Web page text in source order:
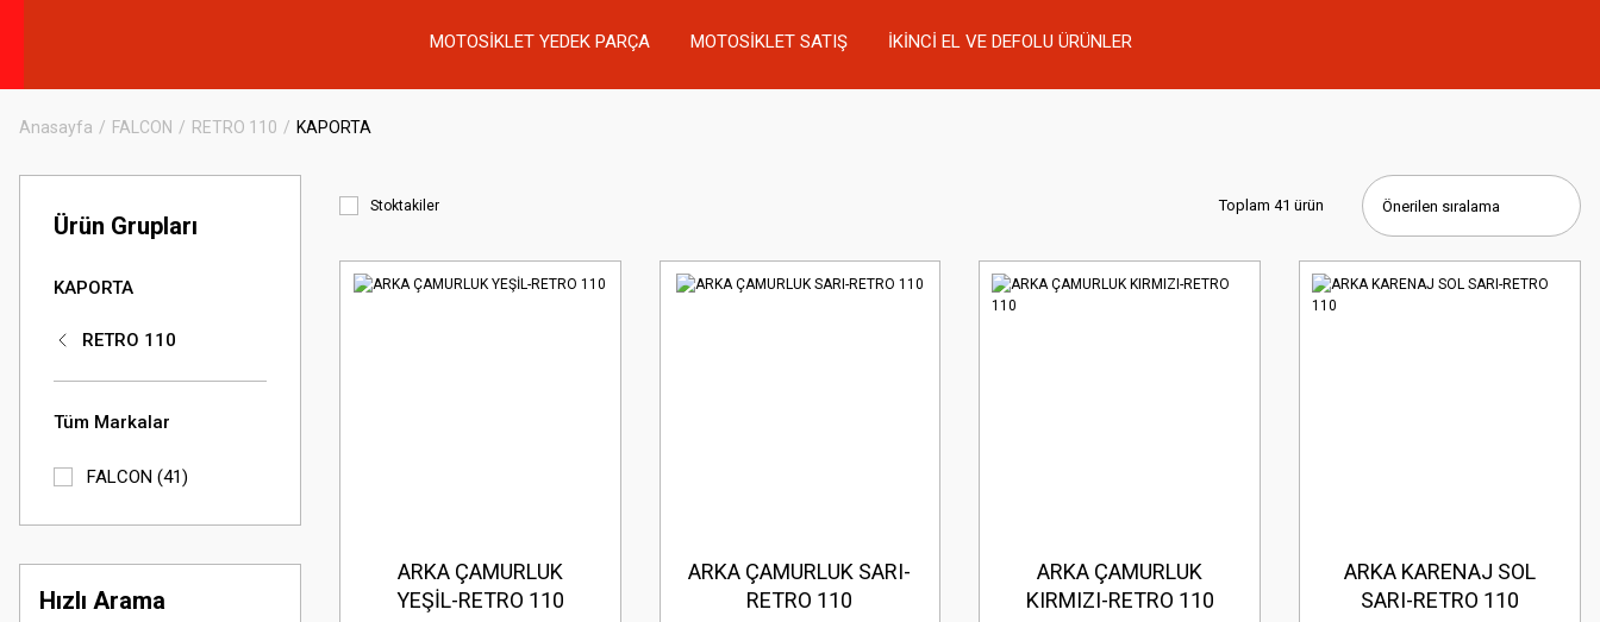
MOTOSİKLET YEDEK PARÇA MOTOSİKLET SATIŞ İKİNCİ EL VE DEFOLU ÜRÜNLER
Anasayfa FALCON RETRO 110 KAPORTA
Ürün Grupları
KAPORTA
RETRO 110
Tüm Markalar
FALCON (41)
Hızlı Arama
Stoktakiler Toplam 41 ürün
ARKA ÇAMURLUK
YEŞİL-RETRO 110
ARKA ÇAMURLUK SARI-
RETRO 110
ARKA ÇAMURLUK
KIRMIZI-RETRO 110
ARKA KARENAJ SOL
SARI-RETRO 110